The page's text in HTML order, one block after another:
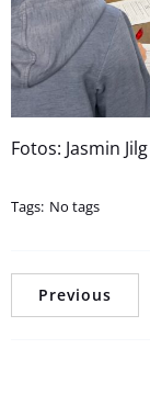
Fotos: Jasmin Jilg
Tags: No tags
Previous